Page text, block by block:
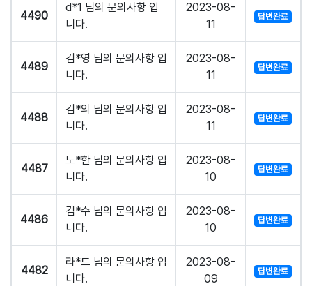
4490
d*1 님의 문의사항 입
니다.
2023-08-
11
답변완료
4489
김*영 님의 문의사항 입
니다.
2023-08-
11
답변완료
4488
김*의 님의 문의사항 입
니다.
2023-08-
11
답변완료
4487
노*한 님의 문의사항 입
니다.
2023-08-
10
답변완료
4486
김*수 님의 문의사항 입
니다.
2023-08-
10
답변완료
4482
라*드 님의 문의사항 입
니다.
2023-08-
09
답변완료